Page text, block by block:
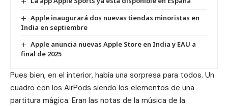
Apple inaugurará dos nuevas tiendas minoristas en
India en septiembre
Apple anuncia nuevas Apple Store en India y EAU a
final de 2025
Pues bien, en el interior, había una sorpresa para todos. Un
cuadro con los AirPods siendo los elementos de una
partitura mágica. Eran las notas de la música de la